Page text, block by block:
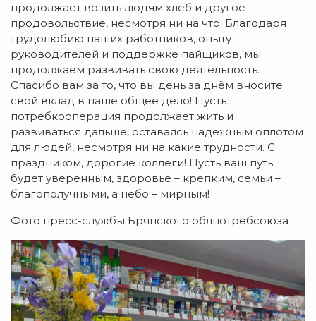
продолжает возить людям хлеб и другое
продовольствие, несмотря ни на что. Благодаря
трудолюбию наших работников, опыту
руководителей и поддержке пайщиков, мы
продолжаем развивать свою деятельность.
Спасибо вам за то, что вы день за днём вносите
свой вклад в наше общее дело! Пусть
потребкооперация продолжает жить и
развиваться дальше, оставаясь надёжным оплотом
для людей, несмотря ни на какие трудности. С
праздником, дорогие коллеги! Пусть ваш путь
будет уверенным, здоровье – крепким, семьи –
благополучными, а небо – мирным!
Фото пресс-службы Брянского облпотребсоюза